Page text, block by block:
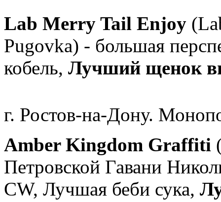
Lab Merry Tail Enjoy
Pugovka) - большая
кобель, Лучший щенок
г. Ростов-на-Дону.
Amber Kingdom Graffiti
Петровской Гавани
CW, Лучшая беби сука,